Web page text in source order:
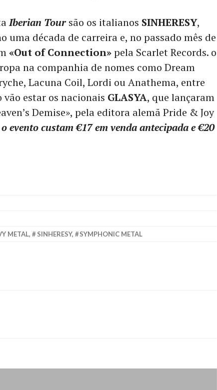
Iberian Toursão os italianos SINHERESY,
uma década de carreira e, no passado mês de
«Out of Connection»pela Scarlet Records. o
na companhia de nomes como Dream
Lacuna Coil, Lordi ou Anathema, entre
estar os nacionais GLASYA, que lançaram
Demise», pela editora alemã Pride & Joy
evento custam €17 em venda antecipada e €20
METAL, SINHERESY, SYMPHONIC METAL